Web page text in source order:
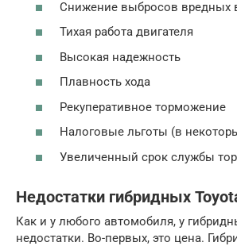
Снижение выбросов вредных
Тихая работа двигателя
Высокая надежность
Плавность хода
Рекуперативное торможение
Налоговые льготы (в
Увеличенный срок службы
Недостатки гибридных
Как и у любого автомобиля, у
недостатки. Во-первых, это цена.